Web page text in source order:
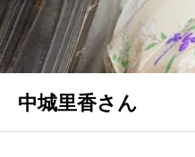
中城里香さん